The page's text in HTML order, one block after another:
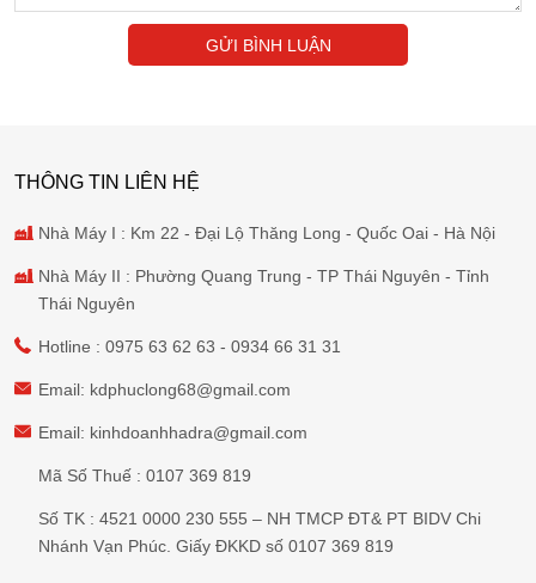
GỬI BÌNH LUẬN
THÔNG TIN LIÊN HỆ
Nhà Máy I : Km 22 - Đại Lộ Thăng Long - Quốc Oai - Hà Nội
Nhà Máy II : Phường Quang Trung - TP Thái Nguyên - Tỉnh
Thái Nguyên
Hotline : 0975 63 62 63 - 0934 66 31 31
Email: kdphuclong68@gmail.com
Email: kinhdoanhhadra@gmail.com
Mã Số Thuế : 0107 369 819
Số TK : 4521 0000 230 555 – NH TMCP ĐT& PT BIDV Chi
Nhánh Vạn Phúc. Giấy ĐKKD số 0107 369 819